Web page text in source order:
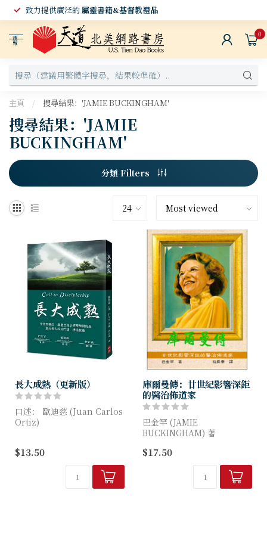
致力提供廣泛的屬靈書籍&基督教禮品
選
單
0
主頁 / 搜尋結果：'JAMIE BUCKINGHAM'
搜尋結果：'JAMIE
BUCKINGHAM'
分類 Filters
長大成熟（更新版）
口述： 歐迪慈 (Juan Carlos
Ortiz)
歐迪慈談到，每個基督徒都應
成長，學習如何讓...
$13.50
庫爾曼傳：廿世紀影響深鉅
的醫治佈道家
巴金罕 (JAMIE
BUCKINGHAM) 著
在凱撒琳．庫爾曼長達五十年
傳道生涯中，她可能曾向一億
人見證主的慈愛與大能。
$17.50